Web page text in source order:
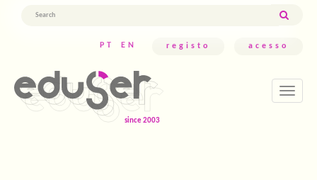
Barra
Lateral
registo acesso
EN
PT
Toggle